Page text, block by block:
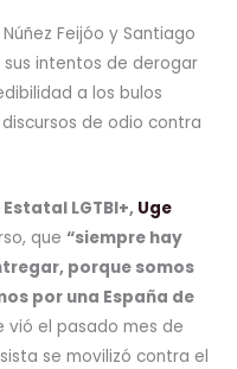
Feijóo y Santiago
intentos de derogar
a los bulos
de odio contra
LGTBI+, Uge
que“siempre hay
porque somos
por una España de
vió el pasado mes de
se movilizó contra el